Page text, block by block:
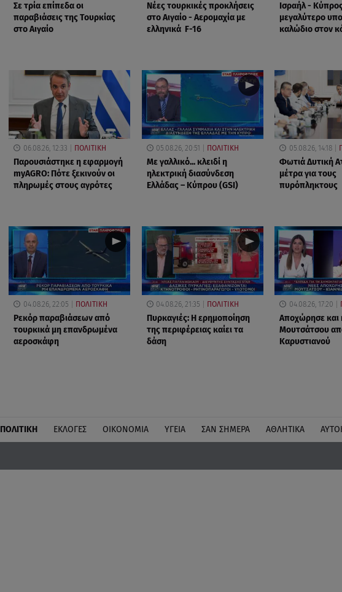
Σε τρία επίπεδα οι
παραβιάσεις της Τουρκίας
στο Αιγαίο
Νέες τουρκικές προκλήσεις
στο Αιγαίο - Αερομαχία με
ελληνικά F-16
Ισραήλ -
μεγαλύτερο
καλώδιο στον
06.08.26, 12:33 ΠΟΛΙΤΙΚΗ
Παρουσιάστηκε η εφαρμογή
myAGRO: Πότε ξεκινούν οι
πληρωμές στους αγρότες
05.08.26, 20:51 ΠΟΛΙΤΙΚΗ
Με γαλλικό... κλειδί η
ηλεκτρική διασύνδεση
Ελλάδας – Κύπρου (GSI)
05.08.26, 14:18
Φωτιά Δυτική
μέτρα για τους
πυρόπληκτους
04.08.26, 22:05 ΠΟΛΙΤΙΚΗ
Ρεκόρ παραβιάσεων από
τουρκικά μη επανδρωμένα
αεροσκάφη
04.08.26, 21:35 ΠΟΛΙΤΙΚΗ
Πυρκαγιές: Η ερημοποίηση
της περιφέρειας καίει τα
δάση
04.08.26, 17:20
Αποχώρησε και
Μουτσάτσου
Καρυστιανού
ΠΟΛΙΤΙΚΗ ΕΚΛΟΓΕΣ ΟΙΚΟΝΟΜΙΑ ΥΓΕΙΑ ΣΑΝ ΣΗΜΕΡΑ ΑΘΛΗΤΙΚΑ